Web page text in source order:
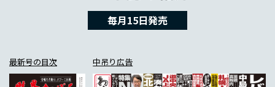
毎月15日発売
最新号の目次 中吊り広告